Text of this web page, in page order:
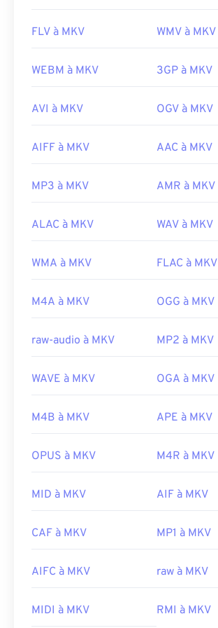
00 00
00 00
00 00
00 00
FLV à MKV WMV à MKV
WEBM à MKV 3GP à MKV
AVI à MKV OGV à MKV
AIFF à MKV AAC à MKV
MP3 à MKV AMR à MKV
ALAC à MKV WAV à MKV
WMA à MKV FLAC à MKV
M4A à MKV OGG à MKV
raw-audio à MKV MP2 à MKV
WAVE à MKV OGA à MKV
M4B à MKV APE à MKV
OPUS à MKV M4R à MKV
MID à MKV AIF à MKV
CAF à MKV MP1 à MKV
AIFC à MKV raw à MKV
MIDI à MKV RMI à MKV